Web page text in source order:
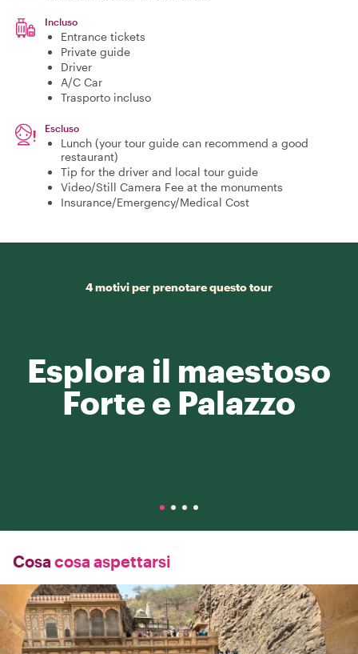
Incluso
Entrance tickets
Private guide
Driver
A/C Car
Trasporto incluso
Escluso
Lunch (your tour guide can recommend a good
restaurant)
Tip for the driver and local tour guide
Video/Still Camera Fee at the monuments
Insurance/Emergency/Medical Cost
4 motivi per prenotare questo tour
Esplora il maestoso
Forte e Palazzo
Cosa cosa aspettarsi